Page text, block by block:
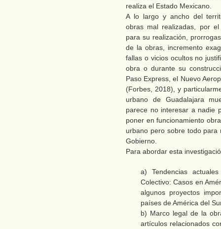
realiza el Estado Mexicano.
A lo largo y ancho del
obras mal realizadas, por
para su realización,
de la obras, incremento
fallas o vicios ocultos no
obra o durante su
Paso Express, el Nuevo
(Forbes, 2018), y
urbano de Guadalajara
parece no interesar a nadie
poner en funcionamiento
urbano pero sobre todo
Gobierno.
Para abordar esta
a) Tendencias
Colectivo: Casos en
algunos proyectos
países de América del
b) Marco legal de la
artículos relacionados